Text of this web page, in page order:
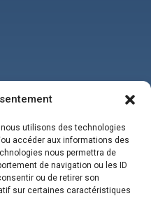
utilisons des technologies
accéder aux informations des
nous permettra de
de navigation ou les ID
ou de retirer son
sur certaines caractéristiques